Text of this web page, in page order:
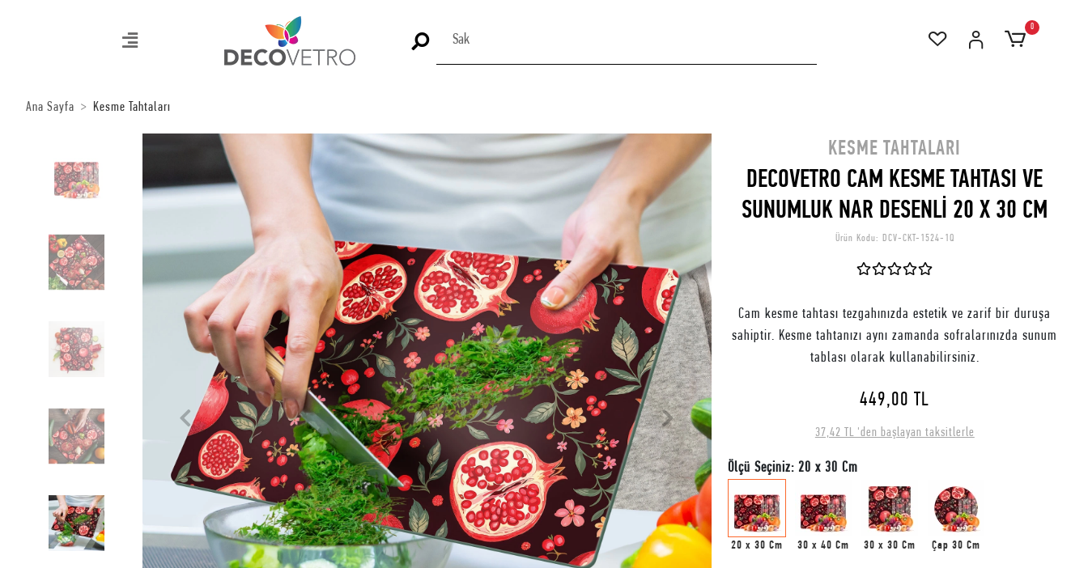
0
Ana Sayfa Kesme Tahtaları
KESME TAHTALARI
DECOVETRO CAM KESME TAHTASI VE
SUNUMLUK NAR DESENLİ 20 X 30 CM
Ürün Kodu: DCV-CKT-1524-1Q
Cam kesme tahtası tezgahınızda estetik ve zarif bir duruşa
sahiptir. Kesme tahtanızı aynı zamanda sofralarınızda sunum
tablası olarak kullanabilirsiniz.
449,00 TL
37,42 TL 'den başlayan taksitlerle
Ölçü Seçiniz: 20 x 30 Cm
20 x 30 Cm 30 x 40 Cm 30 x 30 Cm Çap 30 Cm